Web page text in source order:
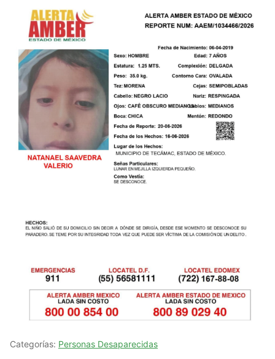
Categorías: Personas Desaparecidas